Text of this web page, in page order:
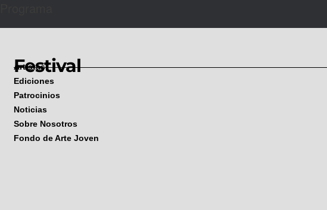
Artistas
Ediciones
Patrocinios
Noticias
Sobre Nosotros
Fondo de Arte Joven
Festival